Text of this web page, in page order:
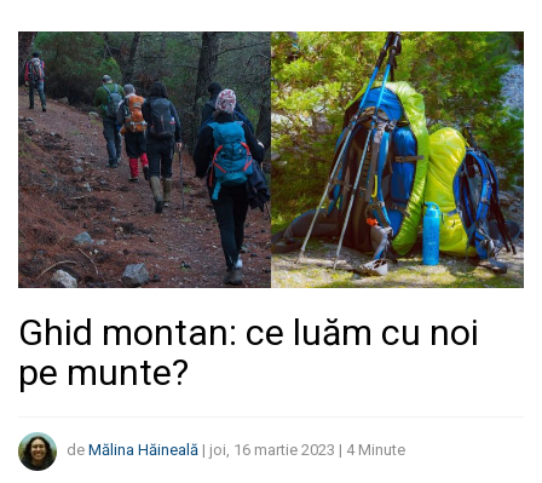
Ghid montan: ce luăm cu noi
pe munte?
de Mălina Hăineală | joi, 16 martie 2023 | 4 Minute